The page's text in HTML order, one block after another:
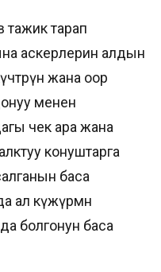
тарап
аскерлерин алдын
жана оор
менен
чек ара жана
конуштарга
баса
ал күжүрмөн
болгонун баса